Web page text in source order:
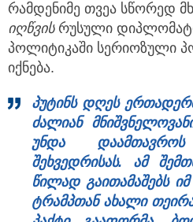
რამდენიმე თვეა სწორედ
იღწვისრუსული
პოლიტიკაში სერიოზული
იქნება.
პუტინს დღეს
ძალიან
უნდა
შეხვედრისას. ამ
წილად გაითამაშებს
ტრამპთან ახალი